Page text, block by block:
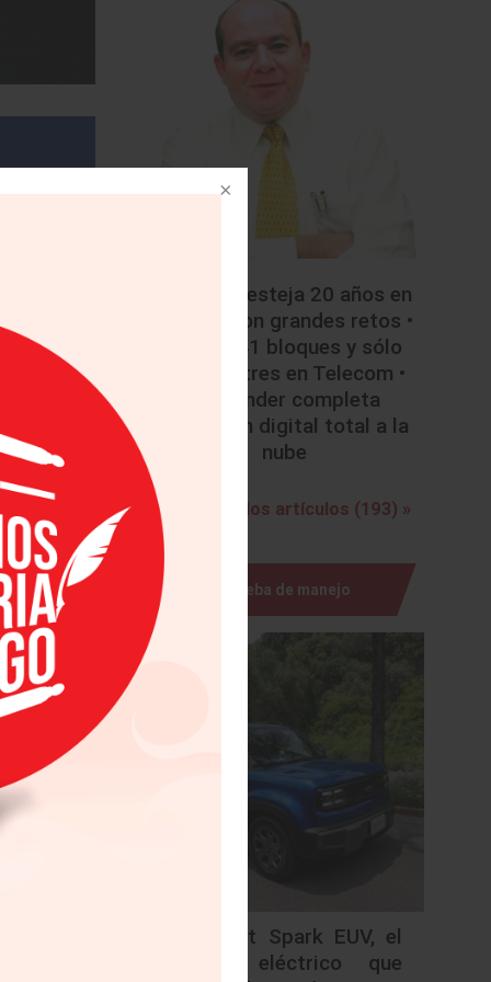
como
y
de
un
de
y
• Mazda festeja 20 años en
México con grandes retos •
Licitan 41 bloques y sólo
colocan tres en Telecom •
Santander completa
migración digital total a la
nube
Ver todos los artículos (193) »
Prueba de manejo
Chevrolet Spark EUV, el
urbano eléctrico que